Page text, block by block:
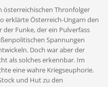
österreichischen Thronfolger
erklärte Österreich-Ungarn den
der Funke, der ein Pulverfass
Spannungen
Doch war aber der
als solches erkennbar. Im
eine wahre Kriegseuphorie.
und Hut zu den